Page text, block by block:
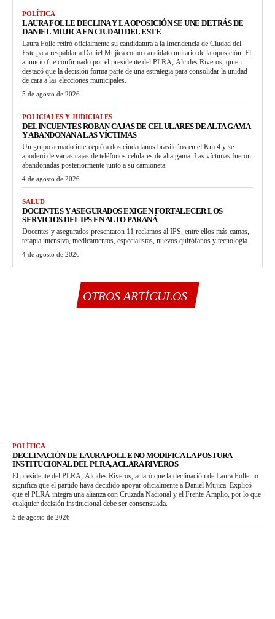
POLÍTICA
LAURA FOLLE DECLINA Y LA OPOSICIÓN SE UNE DETRÁS DE
DANIEL MUJICA EN CIUDAD DEL ESTE
Laura Folle retiró oficialmente su candidatura a la Intendencia de Ciudad del
Este para respaldar a Daniel Mujica como candidato unitario de la oposición. El
anuncio fue confirmado por el presidente del PLRA, Alcides Riveros, quien
destacó que la decisión forma parte de una estrategia para consolidar la unidad
de cara a las elecciones municipales.
5 de agosto de 2026
POLICIALES Y JUDICIALES
DELINCUENTES ROBAN CAJAS DE CELULARES DE ALTA GAMA
Y ABANDONAN A LAS VÍCTIMAS
Un grupo armado interceptó a dos ciudadanos brasileños en el Km 4 y se
apoderó de varias cajas de teléfonos celulares de alta gama. Las víctimas fueron
abandonadas posteriormente junto a su camioneta.
4 de agosto de 2026
SALUD
DOCENTES Y ASEGURADOS EXIGEN FORTALECER LOS
SERVICIOS DEL IPS EN ALTO PARANÁ
Docentes y asegurados presentaron 11 reclamos al IPS, entre ellos más camas,
terapia intensiva, medicamentos, especialistas, nuevos quirófanos y tecnología.
4 de agosto de 2026
OTROS ARTÍCULOS
POLÍTICA
DECLINACIÓN DE LAURA FOLLE NO MODIFICA LA POSTURA
INSTITUCIONAL DEL PLRA, ACLARA RIVEROS
El presidente del PLRA, Alcides Riveros, aclaró que la declinación de Laura Folle no
significa que el partido haya decidido apoyar oficialmente a Daniel Mujica. Explicó
que el PLRA integra una alianza con Cruzada Nacional y el Frente Amplio, por lo que
cualquier decisión institucional debe ser consensuada.
5 de agosto de 2026